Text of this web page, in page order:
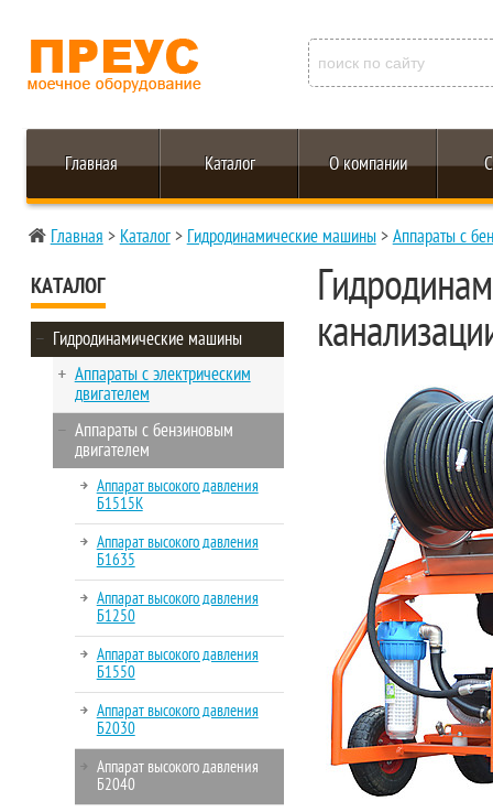
Главная Каталог О компании
Главная > Каталог> Гидродинамические машины> Аппараты с
КАТАЛОГ
Гидродинамические машины
Аппараты с электрическим
двигателем
Аппараты с бензиновым
двигателем
Аппарат высокого давления
Б1515К
Аппарат высокого давления
Б1635
Аппарат высокого давления
Б1250
Аппарат высокого давления
Б1550
Аппарат высокого давления
Б2030
Аппарат высокого давления
Б2040